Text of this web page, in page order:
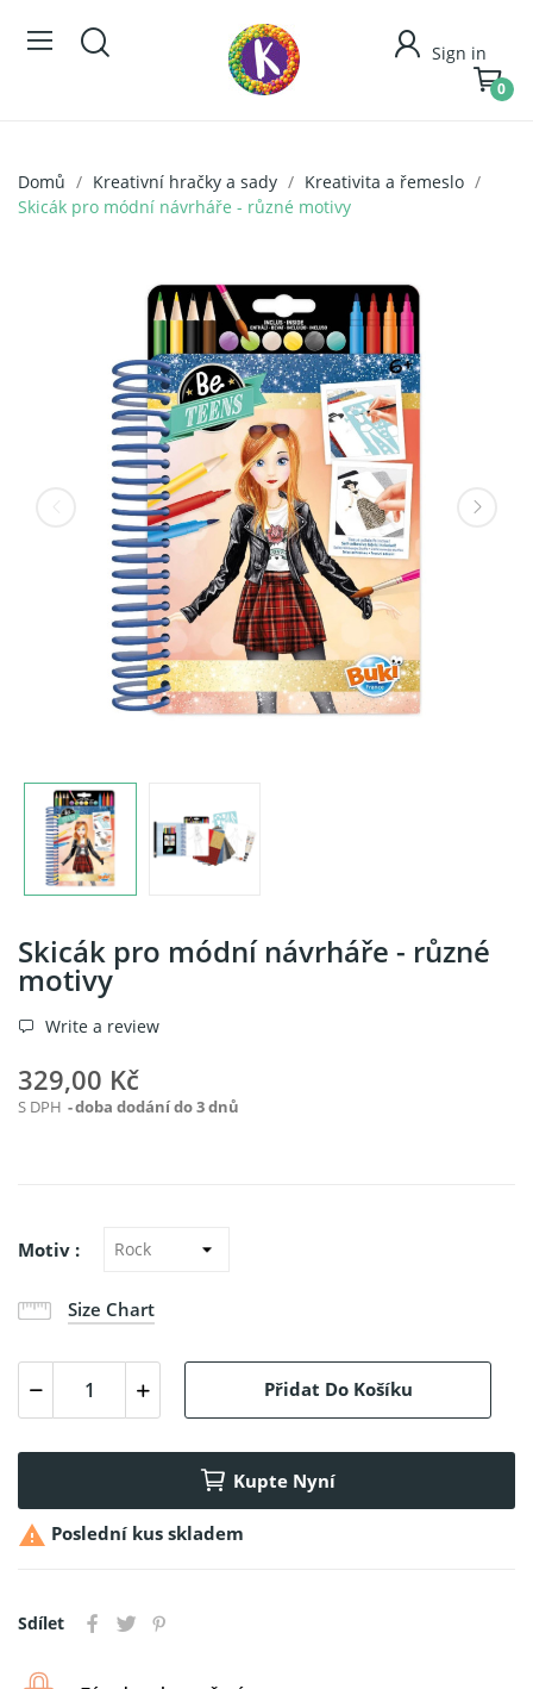
Sign in
0
Domů Kreativní hračky a sady
Kreativita a řemeslo
Skicák pro módní návrháře - různé motivy
Skicák pro módní návrháře - různé
motivy
Write a review
329,00 Kč
S DPH doba dodání do 3 dnů
Motiv :
Size Chart
Přidat Do Košíku
Kupte Nyní
 Poslední kus skladem
Sdílet